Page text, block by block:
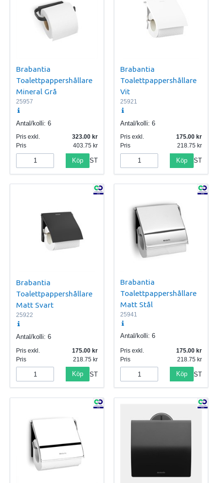
Brabantia
Toalettpappershållare
Mineral Grå
25957
Antal/kolli: 6
Pris exkl.
323.00
Pris
403.75
Köp ST
Brabantia
Toalettpappershållare
Vit
25921
Antal/kolli: 6
Pris exkl.
175.00
Pris
218.75
Köp ST
Brabantia
Toalettpappershållare
Matt Svart
25922
Antal/kolli: 6
Pris exkl.
175.00
Pris
218.75
Köp ST
Brabantia
Toalettpappershållare
Matt Stål
25941
Antal/kolli: 6
Pris exkl.
175.00
Pris
218.75
Köp ST